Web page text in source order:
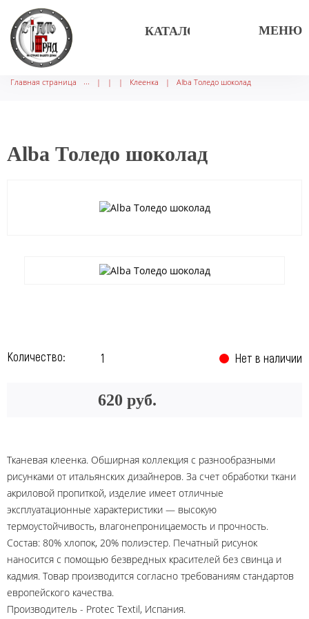
КАТАЛОГ ТОВАРОВМЕНЮ
Главная страница | | | Клеенка | Alba Толедо шоколад
Alba Толедо шоколад
Количество: Нет в наличии
620 руб.
Тканевая клеенка. Обширная коллекция с разнообразными
рисунками от итальянских дизайнеров. За счет обработки ткани
акриловой пропиткой, изделие имеет отличные
эксплуатационные характеристики — высокую
термоустойчивость, влагонепроницаемость и прочность.
Состав: 80% хлопок, 20% полиэстер. Печатный рисунок
наносится с помощью безвредных красителей без свинца и
кадмия. Товар производится согласно требованиям стандартов
европейского качества.
Производитель - Protec Textil, Испания.